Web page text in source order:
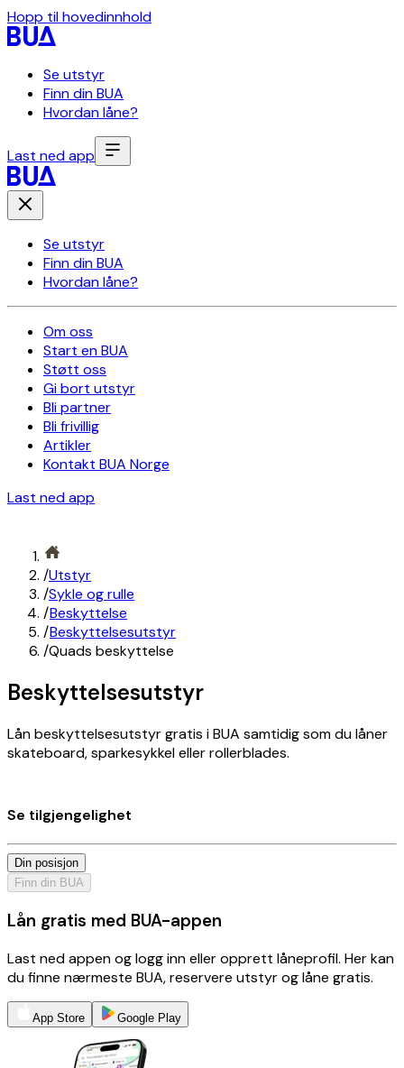
Hopp til hovedinnhold
Se utstyr
Finn din BUA
Hvordan låne?
Last ned app
Se utstyr
Finn din BUA
Hvordan låne?
Om oss
Start en BUA
Støtt oss
Gi bort utstyr
Bli partner
Bli frivillig
Artikler
Kontakt BUA Norge
Last ned app
/Utstyr
/Sykle og rulle
/Beskyttelse
/Beskyttelsesutstyr
/Quads beskyttelse
Beskyttelsesutstyr
Lån beskyttelsesutstyr gratis i BUA samtidig som du låner
skateboard, sparkesykkel eller rollerblades.
Se tilgjengelighet
Din posisjon
Finn din BUA
Lån gratis med BUA-appen
Last ned appen og logg inn eller opprett låneprofil. Her kan
du finne nærmeste BUA, reservere utstyr og låne gratis.
App Store Google Play